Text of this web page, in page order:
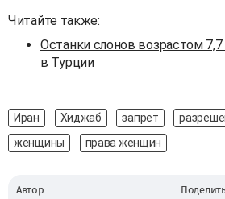
Читайте также:
Останки слонов возрастом
в Турции
Иран Хиджаб запрет
женщины
права женщин
Автор